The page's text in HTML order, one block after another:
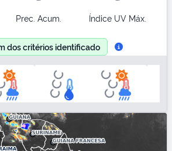
Prec. Acum. Índice UV Máx.
dos critérios identificado